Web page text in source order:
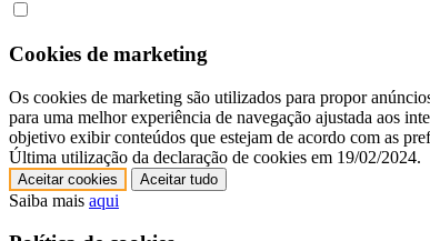
Cookies de marketing
Os cookies de marketing são utilizados para propor
para uma melhor experiência de navegação ajustada aos
objetivo exibir conteúdos que estejam de acordo com as
Última utilização da declaração de cookies em 19/02/2024.
Aceitar cookies Aceitar tudo
Saiba mais aqui